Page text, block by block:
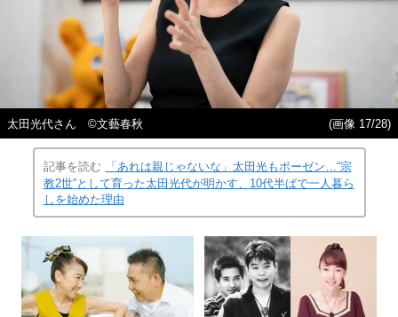
太田光代さん ©文藝春秋 (画像 17/28)
記事を読む
「あれは親じゃないな」太田光もボーゼン…“宗
教2世”として育った太田光代が明かす、10代半ばで一人暮ら
しを始めた理由